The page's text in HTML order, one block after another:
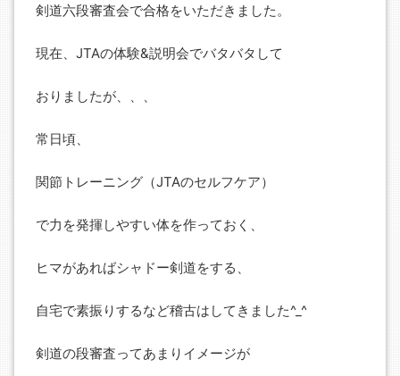
剣道六段審査会で合格をいただきました。
現在、JTAの体験&説明会でバタバタして
おりましたが、、、
常日頃、
関節トレーニング（JTAのセルフケア）
で力を発揮しやすい体を作っておく、
ヒマがあればシャドー剣道をする、
自宅で素振りするなど稽古はしてきました^_^
剣道の段審査ってあまりイメージが